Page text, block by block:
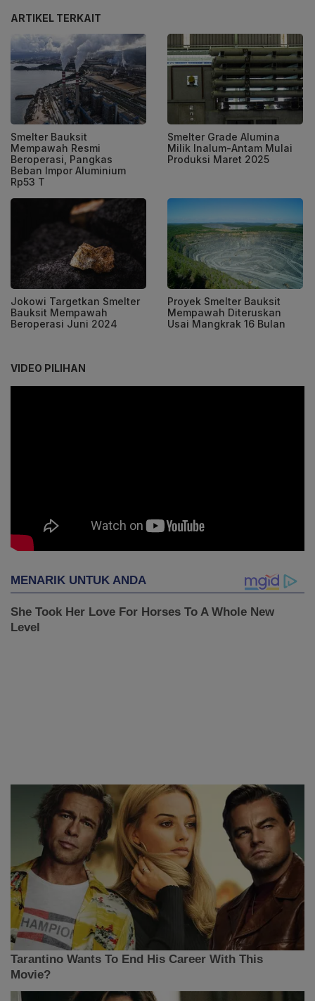
ARTIKEL TERKAIT
Smelter Bauksit
Mempawah Resmi
Beroperasi, Pangkas
Beban Impor Aluminium
Rp53 T
Smelter Grade Alumina
Milik Inalum-Antam Mulai
Produksi Maret 2025
Jokowi Targetkan Smelter
Bauksit Mempawah
Beroperasi Juni 2024
Proyek Smelter Bauksit
Mempawah Diteruskan
Usai Mangkrak 16 Bulan
VIDEO PILIHAN